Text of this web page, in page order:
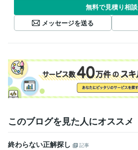
無料で見積り相談
メッセージを送る
このブログを見た人にオススメ
終わらない正解探し
記事